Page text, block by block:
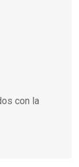
con la